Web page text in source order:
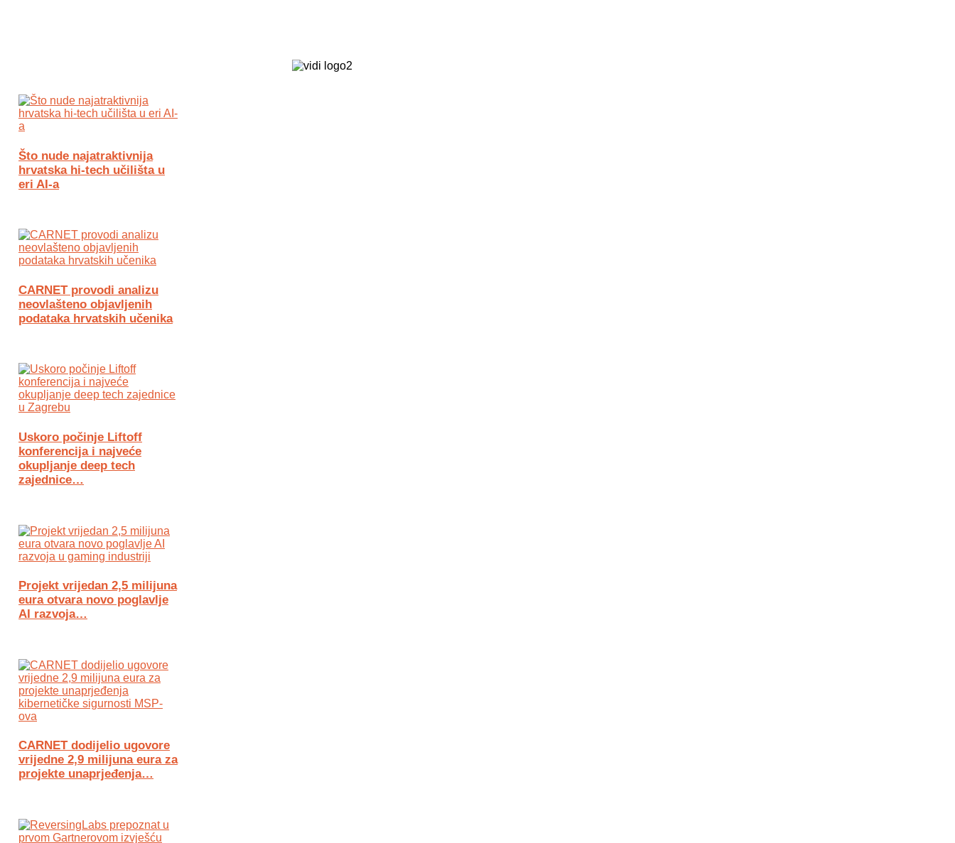
Što nude najatraktivnija
hrvatska hi-tech učilišta u
eri AI-a
CARNET provodi analizu
neovlašteno objavljenih
podataka hrvatskih učenika
Uskoro počinje Liftoff
konferencija i najveće
okupljanje deep tech
zajednice…
Projekt vrijedan 2,5 milijuna
eura otvara novo poglavlje
AI razvoja…
CARNET dodijelio ugovore
vrijedne 2,9 milijuna eura za
projekte unaprjeđenja…